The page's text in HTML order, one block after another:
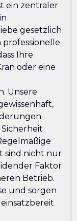
ein zentraler
gesetzlich
Ihre
oder eine
Unsere
sind nicht nur
Faktor
Betrieb.
und sorgen